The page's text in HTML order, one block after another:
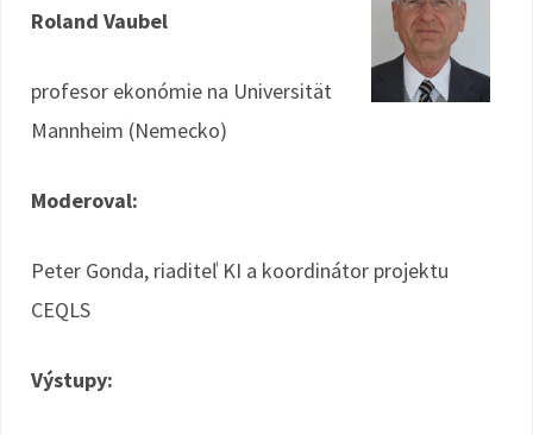
Roland Vaubel
profesor ekonómie na Universität
Mannheim (Nemecko)
Moderoval:
Peter Gonda, riaditeľ KI a koordinátor projektu
CEQLS
Výstupy: